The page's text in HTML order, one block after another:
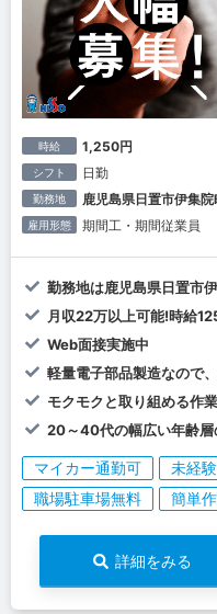
時給 1,250円
シフト 日勤
勤務地 鹿児島県日置市伊集
雇用形態 期間工・期間従業員
勤務地は鹿児島県日置市
月収22万以上可能!時給
Web面接実施中
軽量電子部品製造なので
モクモクと取り組める作
20～40代の幅広い年齢層
マイカー通勤可 未経
職場駐車場無料
簡単
詳細をみる